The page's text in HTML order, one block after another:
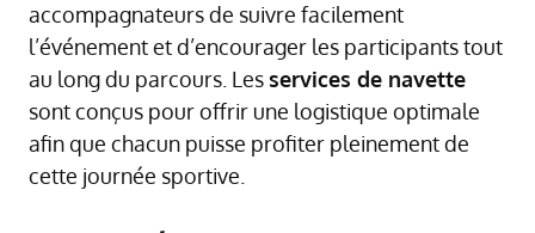
accompagnateurs de suivre facilement
l’événement et d’encourager les participants tout
au long du parcours. Les services de navette
sont conçus pour offrir une logistique optimale
afin que chacun puisse profiter pleinement de
cette journée sportive.